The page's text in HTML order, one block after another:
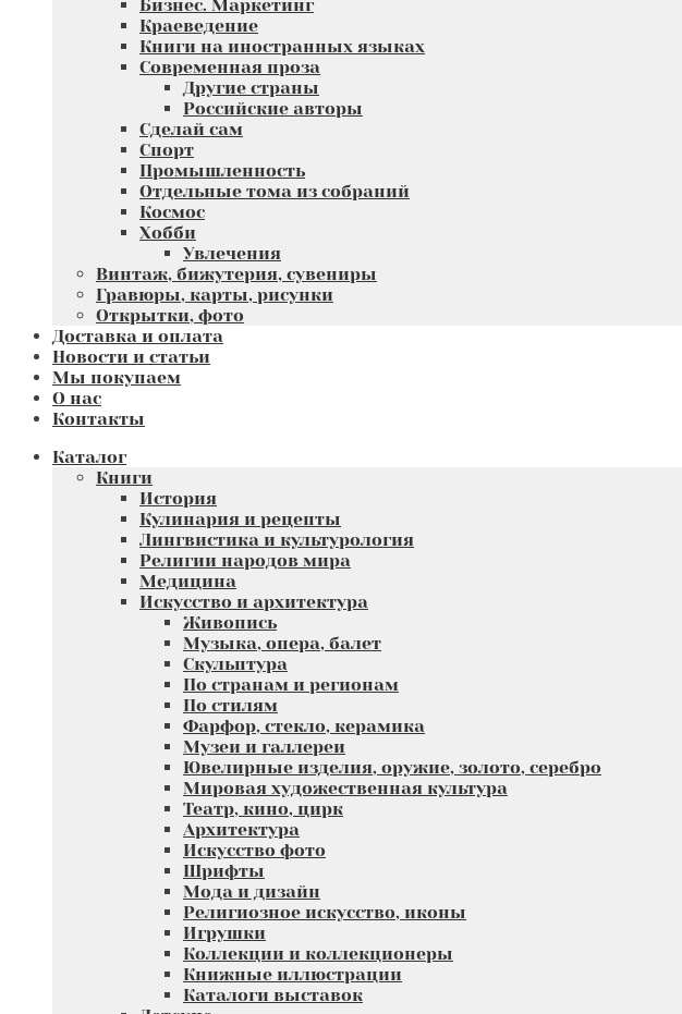
Бизнес. Маркетинг
Краеведение
Книги на иностранных языках
Современная проза
Другие страны
Российские авторы
Сделай сам
Спорт
Промышленность
Отдельные тома из собраний
Космос
Хобби
Увлечения
Винтаж, бижутерия, сувениры
Гравюры, карты, рисунки
Открытки, фото
Доставка и оплата
Новости и статьи
Мы покупаем
О нас
Контакты
Каталог
Книги
История
Кулинария и рецепты
Лингвистика и культурология
Религии народов мира
Медицина
Искусство и архитектура
Живопись
Музыка, опера, балет
Скульптура
По странам и регионам
По стилям
Фарфор, стекло, керамика
Музеи и галлереи
Ювелирные изделия, оружие, золото, серебро
Мировая художественная культура
Театр, кино, цирк
Архитектура
Искусство фото
Шрифты
Мода и дизайн
Религиозное искусство, иконы
Игрушки
Коллекции и коллекционеры
Книжные иллюстрации
Каталоги выставок